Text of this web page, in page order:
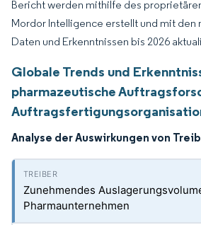
Bericht werden mithilfe des
Mordor Intelligence erstellt und mit den
Daten und Erkenntnissen bis 2026
Globale Trends und
pharmazeutische
Analyse der Auswirkungen von
Zunehmendes
Pharmaunternehmen